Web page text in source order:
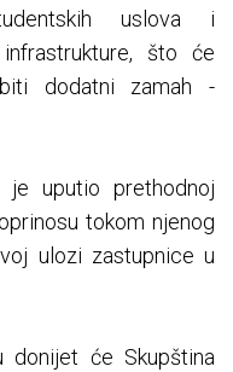
uslova i
što će
dodatni zamah -
je uputio prethodnoj
tokom njenog
ulozi zastupnice u
donijet će Skupština